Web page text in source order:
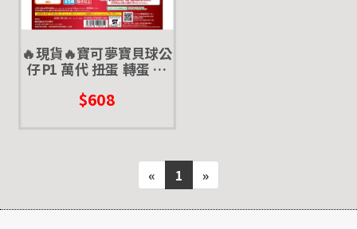
🔥現貨🔥寶可夢寶貝球公
仔P1 萬代 扭蛋 轉蛋 吊
呆火鱷 環保扭蛋 寶貝球
$608
« 1 »